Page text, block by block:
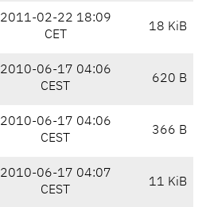
2011-02-22 18:09
CET
18 KiB
2010-06-17 04:06
CEST
620 B
2010-06-17 04:06
CEST
366 B
2010-06-17 04:07
CEST
11 KiB